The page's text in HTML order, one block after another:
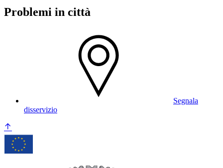
Problemi in città
Segnala
disservizio